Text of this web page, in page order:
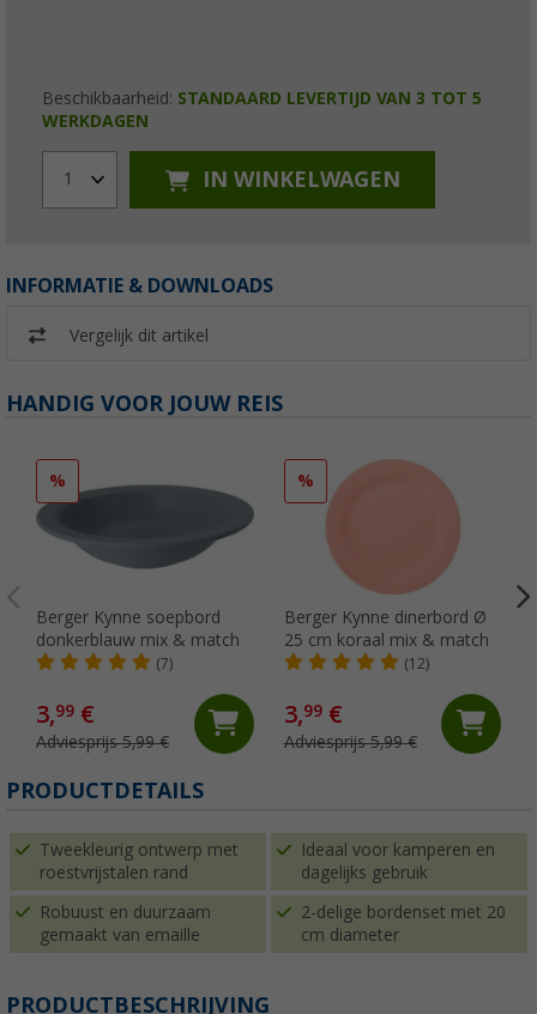
Beschikbaarheid: STANDAARD LEVERTIJD VAN 3 TOT 5
WERKDAGEN
1 IN WINKELWAGEN
INFORMATIE & DOWNLOADS
Vergelijk dit artikel
HANDIG VOOR JOUW REIS
%
Berger Kynne soepbord
donkerblauw mix & match
(7)
3,99 €
Adviesprijs 5,99 €
%
Berger Kynne dinerbord Ø
25 cm koraal mix & match
(12)
3,99€
Adviesprijs 5,99 €
PRODUCTDETAILS
Tweekleurig ontwerp met
roestvrijstalen rand
Ideaal voor kamperen en
dagelijks gebruik
Robuust en duurzaam
gemaakt van emaille
2-delige bordenset met 20
cm diameter
PRODUCTBESCHRIJVING